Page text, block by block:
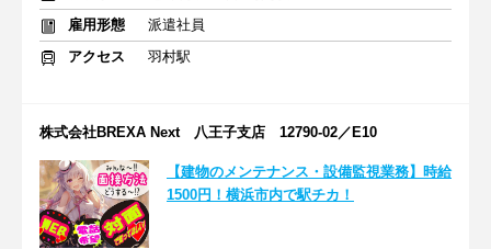
雇用形態
派遣社員
アクセス
羽村駅
株式会社BREXA Next 八王子支店 12790-02／E10
【建物のメンテナンス・設備監視業務】時給
1500円！横浜市内で駅チカ！